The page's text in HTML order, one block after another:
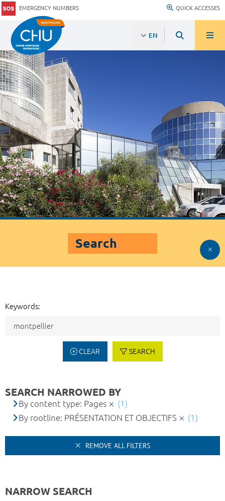
EMERGENCY NUMBERS QUICK ACCESSES
EN
Search
Keywords:
CLEAR SEARCH
SEARCH NARROWED BY
By content type: Pages
(1)
By rootline: PRÉSENTATION ET OBJECTIFS
(1)
REMOVE ALL FILTERS
NARROW SEARCH